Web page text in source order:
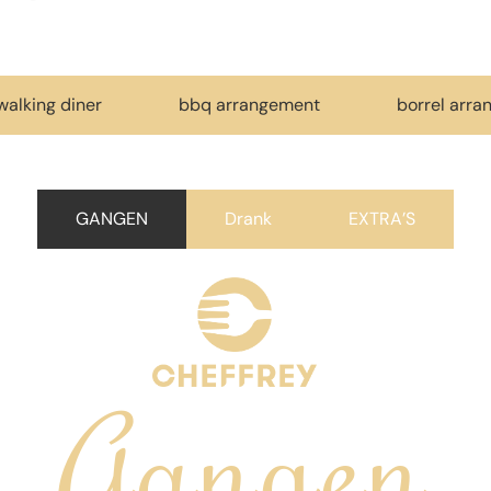
diner bbq arrangement borrel
GANGEN Drank EXTRA’S